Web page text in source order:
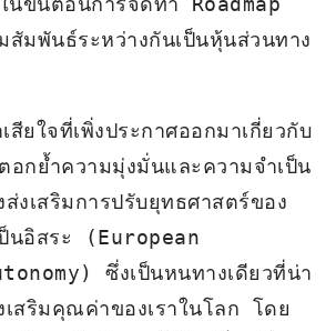
สัมพันธ์ระหว่างกันเป็นหุ้นส่วนทาง
สียใจที่เพิ่งประกาศออกมาเกี่ยวกับ
อกย้ำความมุ่งมั่นและความจำเป็น
งเสริมการปรับยุทธศาสตร์ของ
นอิสระ (European
ซึ่งเป็นหนทางเดียวที่น่า
สริมคุณค่าของเราในโลก โดย